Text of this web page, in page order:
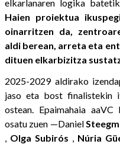
elkarlanaren logika
Haien proiektua
oinarritzen da,
aldi berean, arreta eta
dituen elkarbizitza
2025-2029 aldirako
jaso eta bost finalistekin
ostean. Epaimahaia
osatu zuen —Daniel
Olga Subirós Núria